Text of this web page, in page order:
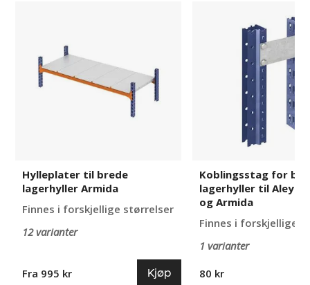
lagerhyller
Armida
Hylleplater til brede
lagerhyller Armida
Finnes i forskjellige størrelser
12 varianter
Fra 995 kr Kjøp
lagerhyller
Koblingsstag for
lagerhyller til
og Armida
Finnes i forskjellige
1 varianter
80 kr